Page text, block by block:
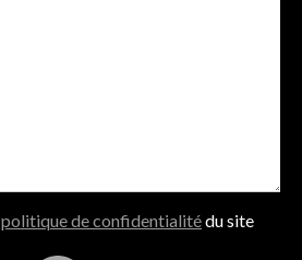
politique de confidentialitédu site